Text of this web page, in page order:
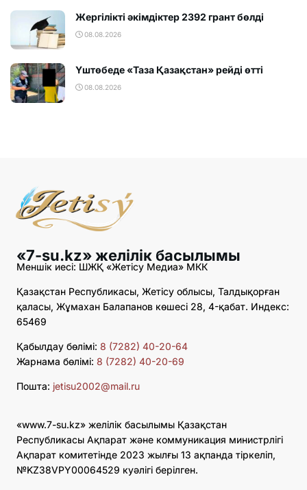
Жергілікті әкімдіктер 2392 грант бөлді
08.08.2026
Үштөбеде «Таза Қазақстан» рейді өтті
08.08.2026
«7-su.kz» желілік басылымы
Меншік иесі: ШЖҚ «Жетісу Медиа» МКК
Қазақстан Республикасы, Жетісу облысы, Талдықорған
қаласы, Жұмахан Балапанов көшесі 28, 4-қабат. Индекс:
65469
Қабылдау бөлімі: 8 (7282) 40-20-64
Жарнама бөлімі: 8 (7282) 40-20-69
Пошта: jetisu2002@mail.ru
«www.7-su.kz» желілік басылымы Қазақстан
Республикасы Ақпарат және коммуникация министрлігі
Ақпарат комитетінде 2023 жылғы 13 ақпанда тіркеліп,
№KZ38VPY00064529 куәлігі берілген.